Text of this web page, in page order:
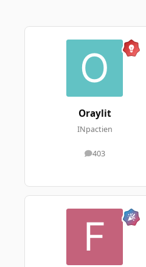
Oraylit
INpactien
403
messages